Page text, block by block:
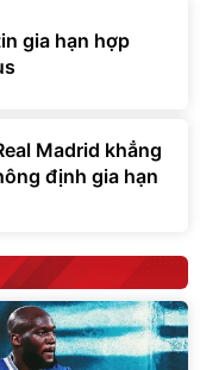
gia hạn hợp
Madrid khẳng
định gia hạn